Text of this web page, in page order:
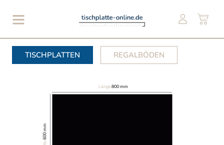
TISCHPLATTEN REGALBÖDEN